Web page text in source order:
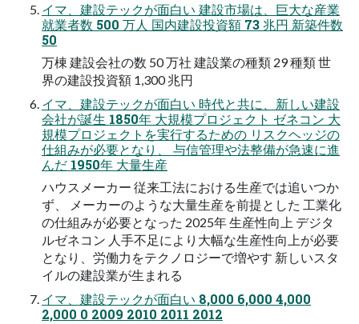
イマ、建設テックが面白い 建設市場は、巨大な産業
就業者数 500 万人 国内建設投資額 73 兆円 新築件数
50
万棟 建設会社の数 50 万社 建設業の種類 29 種類 世
界の建設投資額 1,300 兆円
イマ、建設テックが面白い 時代と共に、新しい建設
会社が誕生 1850年 大規模プロジェクト ゼネコン 大
規模プロジェクトを実行するための リスクヘッジの
仕組みが必要となり、 与信管理や法整備が急速に進
んだ 1950年 大量生産
ハウスメーカー 従来工法における生産では追いつか
ず、 メーカーのような大量生産を前提とした 工業化
の仕組みが必要となった 2025年 生産性向上 デジタ
ルゼネコン 人手不足により大幅な生産性向上が必要
となり、労働力をテクノロジーで増やす 新しいスタ
イルの建設業が生まれる
イマ、建設テックが面白い 8,000 6,000 4,000
2,000 0 2009 2010 2011 2012